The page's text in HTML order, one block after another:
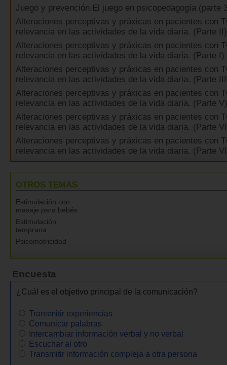
Juego y prevención.El juego en psicopedagogía (parte
Alteraciones perceptivas y práxicas en pacientes con
relevancia en las actividades de la vida diaria. (Parte II)
Alteraciones perceptivas y práxicas en pacientes con
relevancia en las actividades de la vida diaria. (Parte I)
Alteraciones perceptivas y práxicas en pacientes con
relevancia en las actividades de la vida diaria. (Parte
Alteraciones perceptivas y práxicas en pacientes con
relevancia en las actividades de la vida diaria. (Parte V)
Alteraciones perceptivas y práxicas en pacientes con
relevancia en las actividades de la vida diaria. (Parte
Alteraciones perceptivas y práxicas en pacientes con
relevancia en las actividades de la vida diaria. (Parte
OTROS TEMAS
Estimulación con
masaje para bebés
Estimulación
temprana
Psicomotricidad
Encuesta
¿Cuál es el objetivo principal de la comunicación?
Transmitir experiencias
Comunicar palabras
Intercambiar información verbal y no verbal
Escuchar al otro
Transmitir información compleja a otra persona